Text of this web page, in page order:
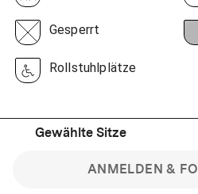
Gesperrt
Rollstuhlplätze
Gewählte Sitze
ANMELDEN &